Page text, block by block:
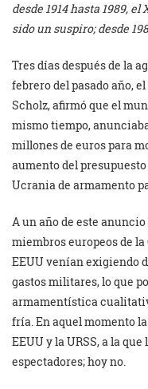
desde 1914 hasta 1989,
sido un suspiro; desde
Tres días después de la
febrero del pasado año,
Scholz, afirmó que el
mismo tiempo,
millones de euros para
aumento del presupuesto
Ucrania de armamento
A un año de este anuncio
miembros europeos de
EEUU venían exigiendo
gastos militares, lo que
armamentística
fría. En aquel momento
EEUU y la URSS, a la
espectadores; hoy no.